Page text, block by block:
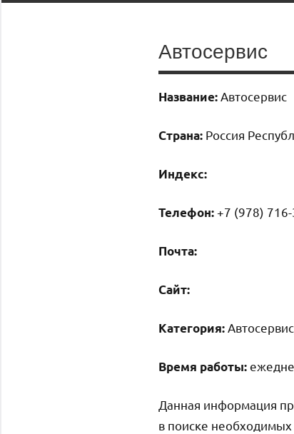
Автосервис
Название: Автосервис
Страна: Россия
Индекс:
Телефон: +7 (978)
Почта:
Cайт:
Категория:
Время работы:
Данная информация
в поиске